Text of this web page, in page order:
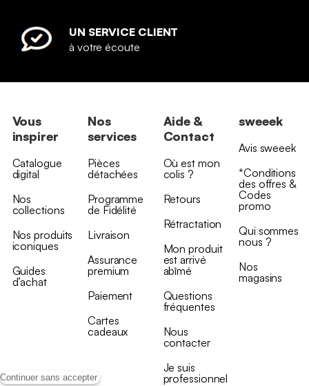
Continuer sans accepter
UN SERVICE CLIENT
à votre écoute
Vous
inspirer
Catalogue
digital
Nos
collections
Nos produits
iconiques
Guides
d’achat
Nos
services
Pièces
détachées
Programme
de Fidélité
Livraison
Assurance
premium
Paiement
Cartes
cadeaux
Aide &
Contact
Où est mon
colis ?
Retours
Rétractation
Mon produit
est arrivé
abîmé
Questions
fréquentes
Nous
contacter
Je suis
professionnel
sweeek
Avis sweeek
*Conditions
des offres &
Codes
promo
Qui sommes
nous ?
Nos
magasins